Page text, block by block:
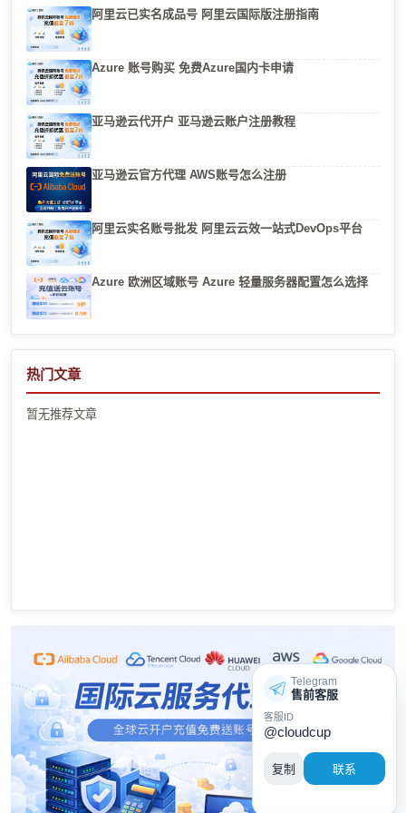
阿里云已实名成品号 阿里云国际版注册指南
Azure 账号购买 免费Azure国内卡申请
亚马逊云代开户 亚马逊云账户注册教程
亚马逊云官方代理 AWS账号怎么注册
阿里云实名账号批发 阿里云云效一站式DevOps平台
Azure 欧洲区域账号 Azure 轻量服务器配置怎么选择
热门文章
暂无推荐文章
Telegram
售前客服
客服ID
@cloudcup
复制 联系